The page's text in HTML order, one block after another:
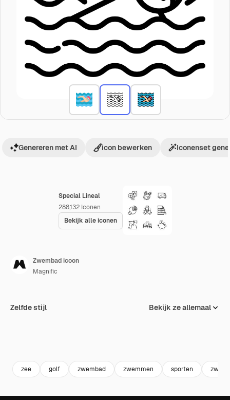
Special Lineal
288,132 Iconen
Bekijk alle iconen
Genereren met AI icon bewerken Iconenset
Zwembad icoon
Magnific
Zelfde stijl Bekijk ze allemaal
zee golf zwembad zwemmen sporten